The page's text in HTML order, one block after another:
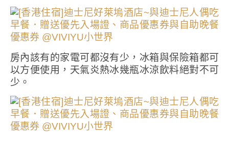
房內該有的家電可都沒有少，冰箱與保險箱都可
以方便使用，天氣炎熱冰幾瓶冰涼飲料絕對不可
少。